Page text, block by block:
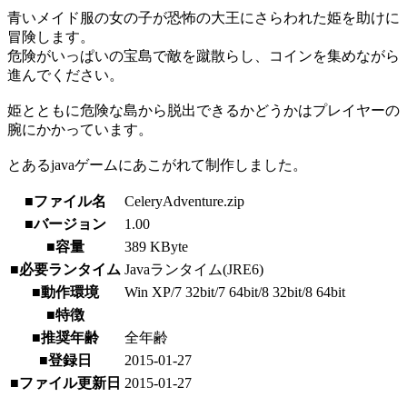
青いメイド服の女の子が恐怖の大王にさらわれた姫を助けに
冒険します。
危険がいっぱいの宝島で敵を蹴散らし、コインを集めながら
進んでください。
姫とともに危険な島から脱出できるかどうかはプレイヤーの
腕にかかっています。
とあるjavaゲームにあこがれて制作しました。
■ファイル名
CeleryAdventure.zip
■バージョン
1.00
■容量
389 KByte
■必要ランタイム Javaランタイム(JRE6)
■動作環境
Win XP/7 32bit/7 64bit/8 32bit/8 64bit
■特徴
■推奨年齢
全年齢
■登録日
2015-01-27
■ファイル更新日 2015-01-27